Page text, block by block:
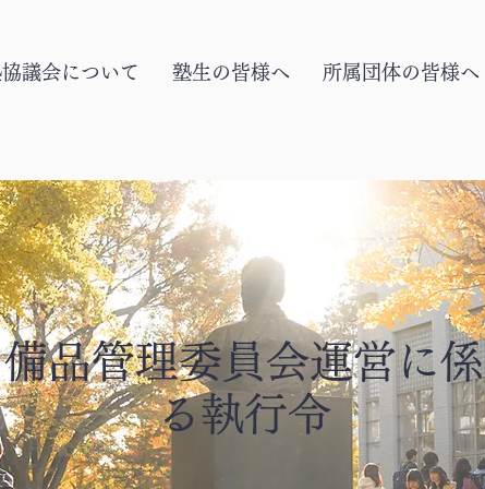
議会について 塾生の皆様へ 所属団体の皆様へ
備品管理委員会運営に係
る執行令